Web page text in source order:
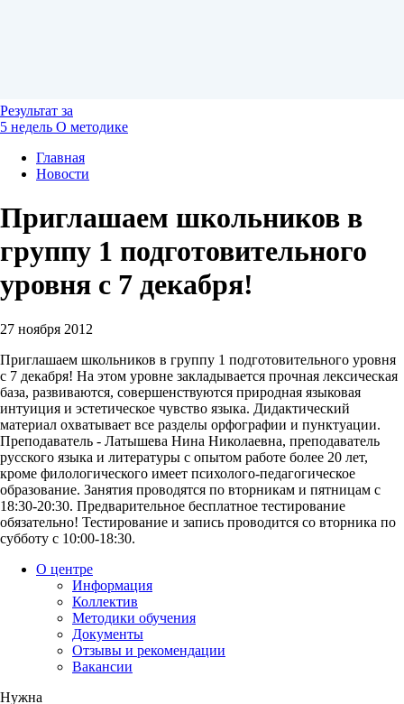
Результат за
5 недель О методике
Главная
Новости
Приглашаем школьников в
группу 1 подготовительного
уровня с 7 декабря!
27 ноября 2012
Приглашаем школьников в группу 1 подготовительного уровня
с 7 декабря! На этом уровне закладывается прочная лексическая
база, развиваются, совершенствуются природная языковая
интуиция и эстетическое чувство языка. Дидактический
материал охватывает все разделы орфографии и пунктуации.
Преподаватель - Латышева Нина Николаевна, преподаватель
русского языка и литературы с опытом работе более 20 лет,
кроме филологического имеет психолого-педагогическое
образование. Занятия проводятся по вторникам и пятницам с
18:30-20:30. Предварительное бесплатное тестирование
обязательно! Тестирование и запись проводится со вторника по
субботу с 10:00-18:30.
О центре
Информация
Коллектив
Методики обучения
Документы
Отзывы и рекомендации
Вакансии
Нужна